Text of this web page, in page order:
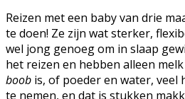
Reizen met een baby van drie
te doen! Ze zijn wat sterker,
wel jong genoeg om in slaap
het reizen en hebben alleen
boob is, of poeder en water, veel
te nemen, en dat is stukken